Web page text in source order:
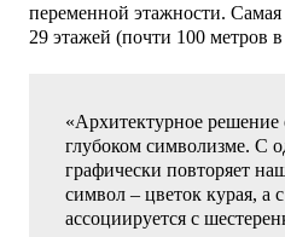
переменной этажности.
29 этажей (почти 100 метров
«Архитектурное решение
глубоком символизме. С
графически повторяет
символ – цветок курая, а
ассоциируется с